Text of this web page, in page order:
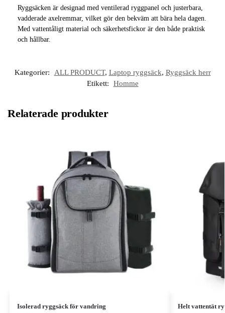
Ryggsäcken är designad med ventilerad ryggpanel och justerbara,
vadderade axelremmar, vilket gör den bekväm att bära hela dagen.
Med vattentåligt material och säkerhetsfickor är den både praktisk
och hållbar.
Kategorier: ALL PRODUCT, Laptop ryggsäck, Ryggsäck herr
Etikett:
Homme
Relaterade produkter
Isolerad ryggsäck för vandring Helt vattentät